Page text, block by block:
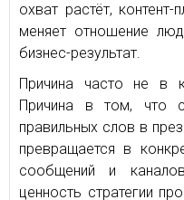
охват растёт,
меняет отношение
бизнес-результат.
Причина часто не в
Причина в том, что
правильных слов в
превращается в
сообщений и
ценность стратегии